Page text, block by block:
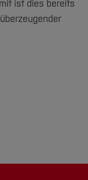
ist dies bereits